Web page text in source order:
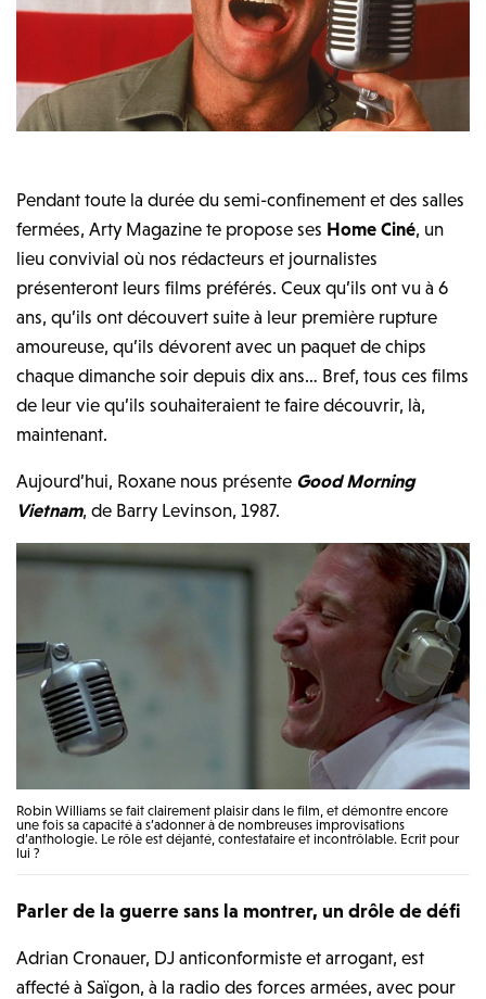
Pendant toute la durée du semi-confinement et des salles
fermées, Arty Magazine te propose ses Home Ciné, un
lieu convivial où nos rédacteurs et journalistes
présenteront leurs films préférés. Ceux qu’ils ont vu à 6
ans, qu’ils ont découvert suite à leur première rupture
amoureuse, qu’ils dévorent avec un paquet de chips
chaque dimanche soir depuis dix ans… Bref, tous ces films
de leur vie qu’ils souhaiteraient te faire découvrir, là,
maintenant.
Aujourd’hui, Roxane nous présente Good Morning
Vietnam, de Barry Levinson, 1987.
Robin Williams se fait clairement plaisir dans le film, et démontre encore
une fois sa capacité à s’adonner à de nombreuses improvisations
d’anthologie. Le rôle est déjanté, contestataire et incontrôlable. Ecrit pour
lui ?
Parler de la guerre sans la montrer, un drôle de défi
Adrian Cronauer, DJ anticonformiste et arrogant, est
affecté à Saïgon, à la radio des forces armées, avec pour